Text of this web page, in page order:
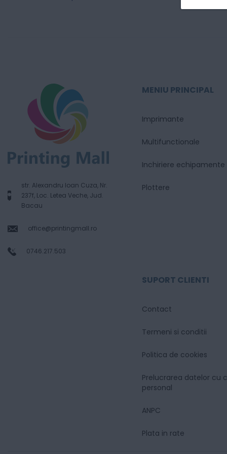
str. Alexandru Ioan Cuza, Nr.
237f, Loc. Letea Veche, Jud.
Bacau
office@printingmall.ro
0746.217.503
MENIU PRINCIPAL
Imprimante
Multifunctionale
Inchiriere echipamente
Plottere
SUPORT CLIENTI
Contact
Termeni si conditii
Politica de cookies
Prelucrarea datelor cu
personal
ANPC
Plata in rate